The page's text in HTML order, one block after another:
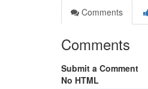
Comments
Comments
Submit a Comment
No HTML